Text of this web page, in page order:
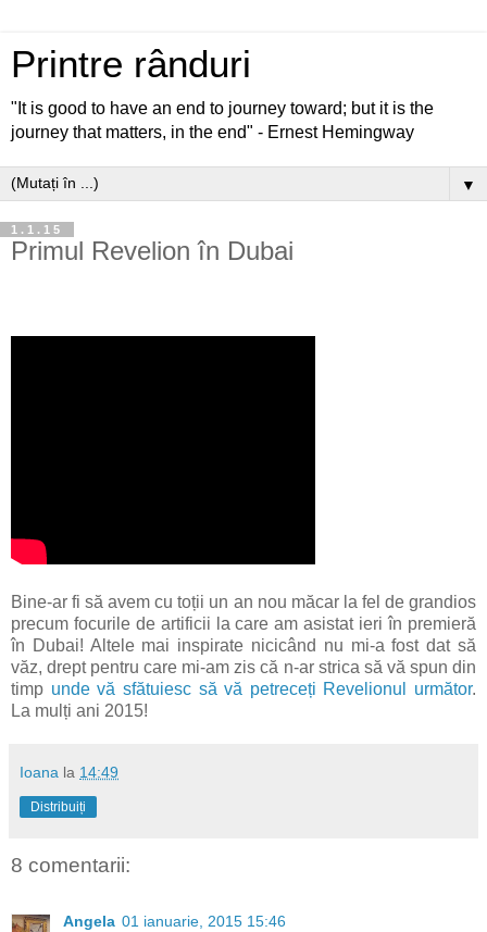
Printre rânduri
"It is good to have an end to journey toward; but it is the
journey that matters, in the end" - Ernest Hemingway
▼
1.1.15
Primul Revelion în Dubai
Bine-ar fi să avem cu toții un an nou măcar la fel de grandios
precum focurile de artificii la care am asistat ieri în premieră
în Dubai! Altele mai inspirate nicicând nu mi-a fost dat să
văz, drept pentru care mi-am zis că n-ar strica să vă spun din
timp unde vă sfătuiesc să vă petreceți Revelionul următor.
La mulți ani 2015!
Ioana la 14:49
Distribuiți
8 comentarii:
Angela 01 ianuarie, 2015 15:46